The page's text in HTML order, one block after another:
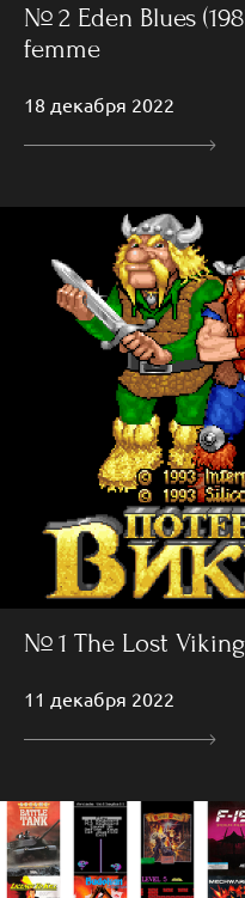
№ 2 Eden Blues
femme
18 декабря 2022
№ 1 The Lost
11 декабря 2022